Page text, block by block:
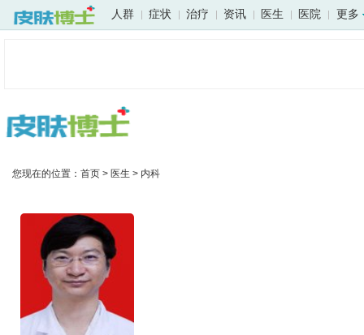
人群 症状 治疗 资讯 医生 医院 更多
您现在的位置： 首页 > 医生 > 内科